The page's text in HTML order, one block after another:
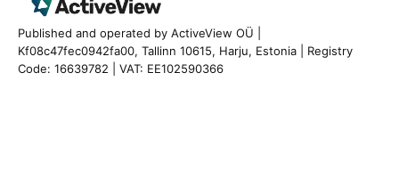
Published and operated by ActiveView OÜ |
Kf08c47fec0942fa00, Tallinn 10615, Harju, Estonia | Registry
Code: 16639782 | VAT: EE102590366